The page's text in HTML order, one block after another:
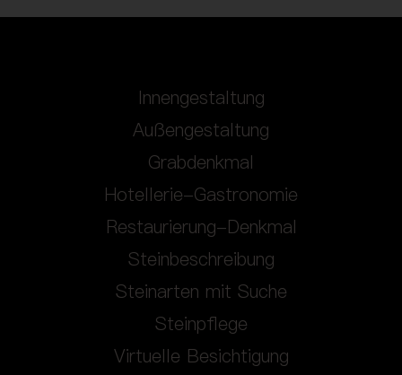
Innengestaltung
Außengestaltung
Grabdenkmal
Hotellerie-Gastronomie
Restaurierung-Denkmal
Steinbeschreibung
Steinarten mit Suche
Steinpflege
Virtuelle Besichtigung